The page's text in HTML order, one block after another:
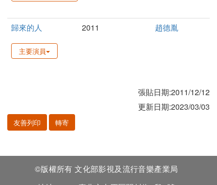
歸來的人 2011 趙德胤
主要演員
張貼日期:2011/12/12
更新日期:2023/03/03
友善列印 轉寄
©版權所有 文化部影視及流行音樂產業局